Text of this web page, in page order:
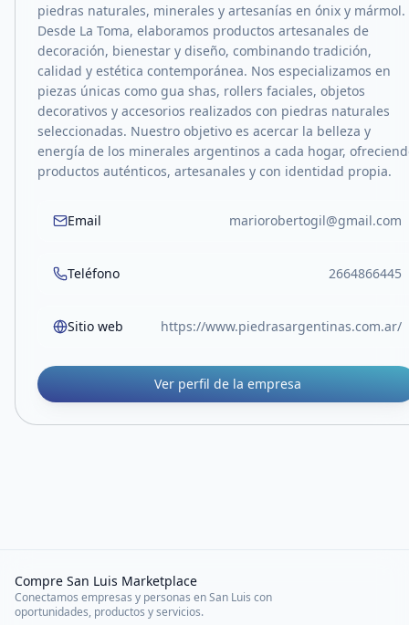
piedras naturales, minerales y artesanías en ónix y mármol.
Desde La Toma, elaboramos productos artesanales de
decoración, bienestar y diseño, combinando tradición,
calidad y estética contemporánea. Nos especializamos en
piezas únicas como gua shas, rollers faciales, objetos
decorativos y accesorios realizados con piedras naturales
seleccionadas. Nuestro objetivo es acercar la belleza y
energía de los minerales argentinos a cada hogar,
productos auténticos, artesanales y con identidad propia.
Email mariorobertogil@gmail.com
Teléfono 2664866445
Sitio web https://www.piedrasargentinas.com.ar/
Ver perfil de la empresa
Compre San Luis Marketplace
Conectamos empresas y personas en San Luis con
oportunidades, productos y servicios.